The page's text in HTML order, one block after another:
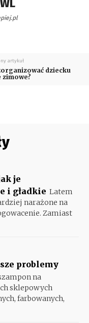
artykuł
dziecku
je
i gładkie Latem
narażone na
Zamiast
problemy
na
sklepowych
farbowanych,